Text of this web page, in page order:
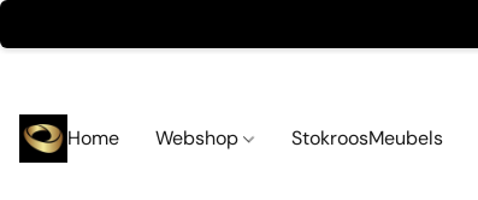
Home Webshop StokroosMeubels